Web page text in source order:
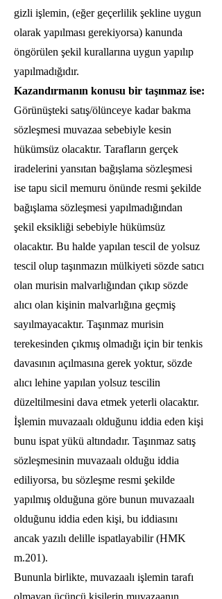
gizli işlemin, (eğer geçerlilik şekline uygun
olarak yapılması gerekiyorsa) kanunda
öngörülen şekil kurallarına uygun yapılıp
yapılmadığıdır.
Kazandırmanın konusu bir taşınmaz ise:
Görünüşteki satış/ölünceye kadar bakma
sözleşmesi muvazaa sebebiyle kesin
hükümsüz olacaktır. Tarafların gerçek
iradelerini yansıtan bağışlama sözleşmesi
ise tapu sicil memuru önünde resmi şekilde
bağışlama sözleşmesi yapılmadığından
şekil eksikliği sebebiyle hükümsüz
olacaktır. Bu halde yapılan tescil de yolsuz
tescil olup taşınmazın mülkiyeti sözde satıcı
olan murisin malvarlığından çıkıp sözde
alıcı olan kişinin malvarlığına geçmiş
sayılmayacaktır. Taşınmaz murisin
terekesinden çıkmış olmadığı için bir tenkis
davasının açılmasına gerek yoktur, sözde
alıcı lehine yapılan yolsuz tescilin
düzeltilmesini dava etmek yeterli olacaktır.
İşlemin muvazaalı olduğunu iddia eden kişi
bunu ispat yükü altındadır. Taşınmaz satış
sözleşmesinin muvazaalı olduğu iddia
ediliyorsa, bu sözleşme resmi şekilde
yapılmış olduğuna göre bunun muvazaalı
olduğunu iddia eden kişi, bu iddiasını
ancak yazılı delille ispatlayabilir (HMK
m.201).
Bununla birlikte, muvazaalı işlemin tarafı
olmayan üçüncü kişilerin muvazaanın